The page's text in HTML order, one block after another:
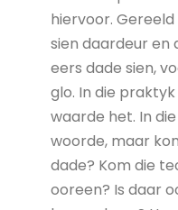
hiervoor.
sien daardeur en
eers dade sien,
glo. In die
waarde het. In
woorde, maar
dade? Kom die
ooreen? Is daar